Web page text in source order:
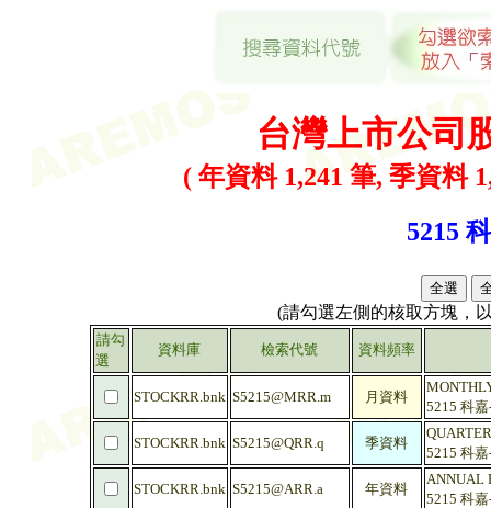
台灣上市公司
( 年資料 1,241 筆, 季資料
5215
(請勾選左側的核取方塊，
請勾
選
資料庫 檢索代號 資料頻率
STOCKRR.bnk S5215@MRR.m 月資料
5215 科
STOCKRR.bnk S5215@QRR.q 季資料
5215 科
STOCKRR.bnk S5215@ARR.a 年資料
ANNUAL
5215 科